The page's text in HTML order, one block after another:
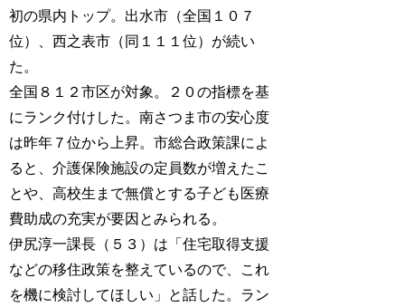
初の県内トップ。出水市（全国１０７
位）、西之表市（同１１１位）が続い
た。
全国８１２市区が対象。２０の指標を基
にランク付けした。南さつま市の安心度
は昨年７位から上昇。市総合政策課によ
ると、介護保険施設の定員数が増えたこ
とや、高校生まで無償とする子ども医療
費助成の充実が要因とみられる。
伊尻淳一課長（５３）は「住宅取得支援
などの移住政策を整えているので、これ
を機に検討してほしい」と話した。ラン